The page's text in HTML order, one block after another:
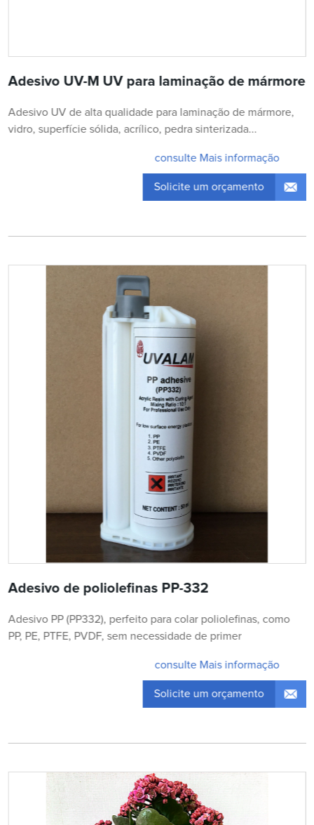
Adesivo UV-M UV para laminação de mármore
Adesivo UV de alta qualidade para laminação de mármore,
vidro, superfície sólida, acrílico, pedra sinterizada...
consulte Mais informação
Solicite um orçamento
Adesivo de poliolefinas PP-332
Adesivo PP (PP332), perfeito para colar poliolefinas, como
PP, PE, PTFE, PVDF, sem necessidade de primer
consulte Mais informação
Solicite um orçamento